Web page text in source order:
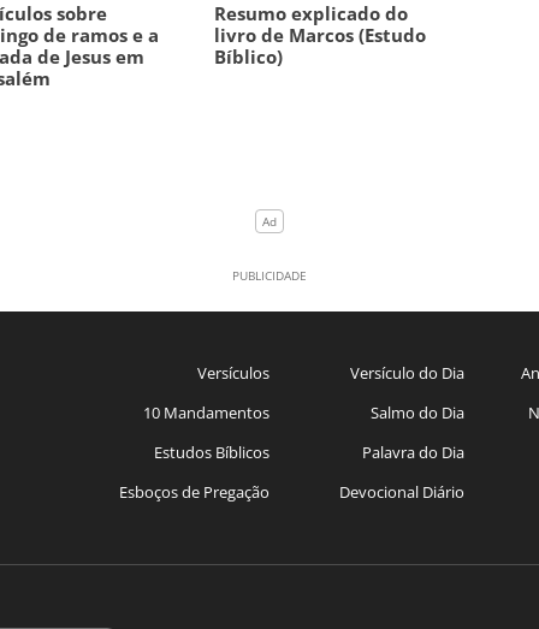
sobre
de ramos e a
de Jesus em
Resumo explicado do
livro de Marcos (Estudo
Bíblico)
Versículos
10 Mandamentos
Estudos Bíblicos
Esboços de Pregação
Versículo do Dia
Salmo do Dia
Palavra do Dia
Devocional Diário